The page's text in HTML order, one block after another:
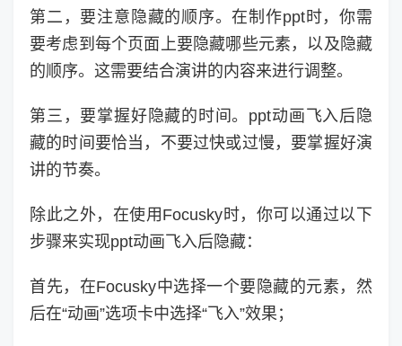
第二，要注意隐藏的顺序。在制作ppt时，你需
要考虑到每个页面上要隐藏哪些元素，以及隐藏
的顺序。这需要结合演讲的内容来进行调整。
第三，要掌握好隐藏的时间。ppt动画飞入后隐
藏的时间要恰当，不要过快或过慢，要掌握好演
讲的节奏。
除此之外，在使用Focusky时，你可以通过以下
步骤来实现ppt动画飞入后隐藏：
首先，在Focusky中选择一个要隐藏的元素，然
后在“动画”选项卡中选择“飞入”效果；